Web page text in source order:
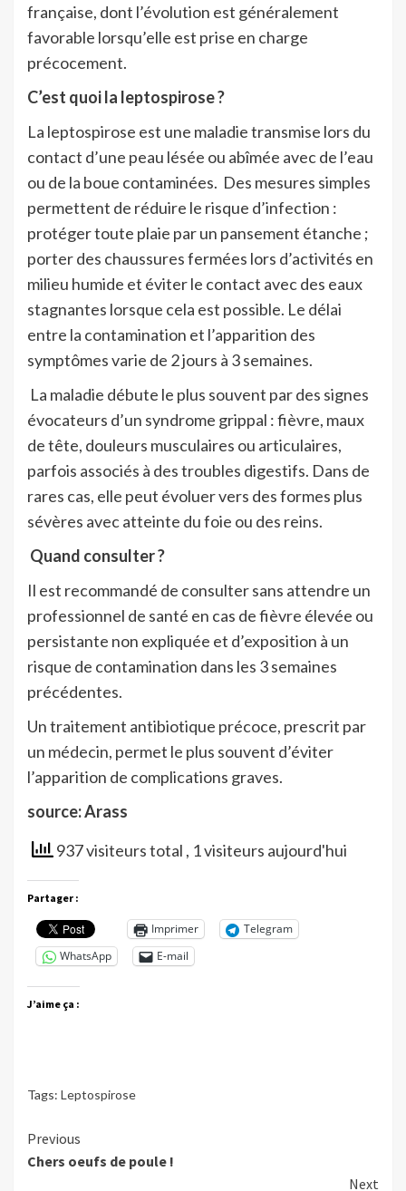
française, dont l’évolution est généralement
favorable lorsqu’elle est prise en charge
précocement.
C’est quoi la leptospirose ?
La leptospirose est une maladie transmise lors du
contact d’une peau lésée ou abîmée avec de l’eau
ou de la boue contaminées. Des mesures simples
permettent de réduire le risque d’infection :
protéger toute plaie par un pansement étanche ;
porter des chaussures fermées lors d’activités en
milieu humide et éviter le contact avec des eaux
stagnantes lorsque cela est possible. Le délai
entre la contamination et l’apparition des
symptômes varie de 2 jours à 3 semaines.
La maladie débute le plus souvent par des signes
évocateurs d’un syndrome grippal : fièvre, maux
de tête, douleurs musculaires ou articulaires,
parfois associés à des troubles digestifs. Dans de
rares cas, elle peut évoluer vers des formes plus
sévères avec atteinte du foie ou des reins.
Quand consulter ?
Il est recommandé de consulter sans attendre un
professionnel de santé en cas defièvre élevée ou
persistante non expliquée et d’exposition à un
risque de contamination dans les 3 semaines
précédentes.
Un traitement antibiotique précoce, prescrit par
un médecin, permet le plus souvent d’éviter
l’apparition de complications graves.
source: Arass
937 visiteurs total , 1 visiteurs aujourd'hui
Partager :
Imprimer
Telegram
WhatsApp
E-mail
J’aime ça :
Tags: Leptospirose
Continue
Reading
Previous
Chers oeufs de poule !
Next